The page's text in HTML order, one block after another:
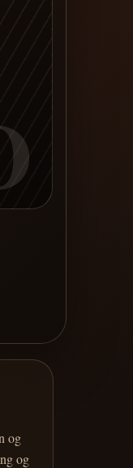
og
og